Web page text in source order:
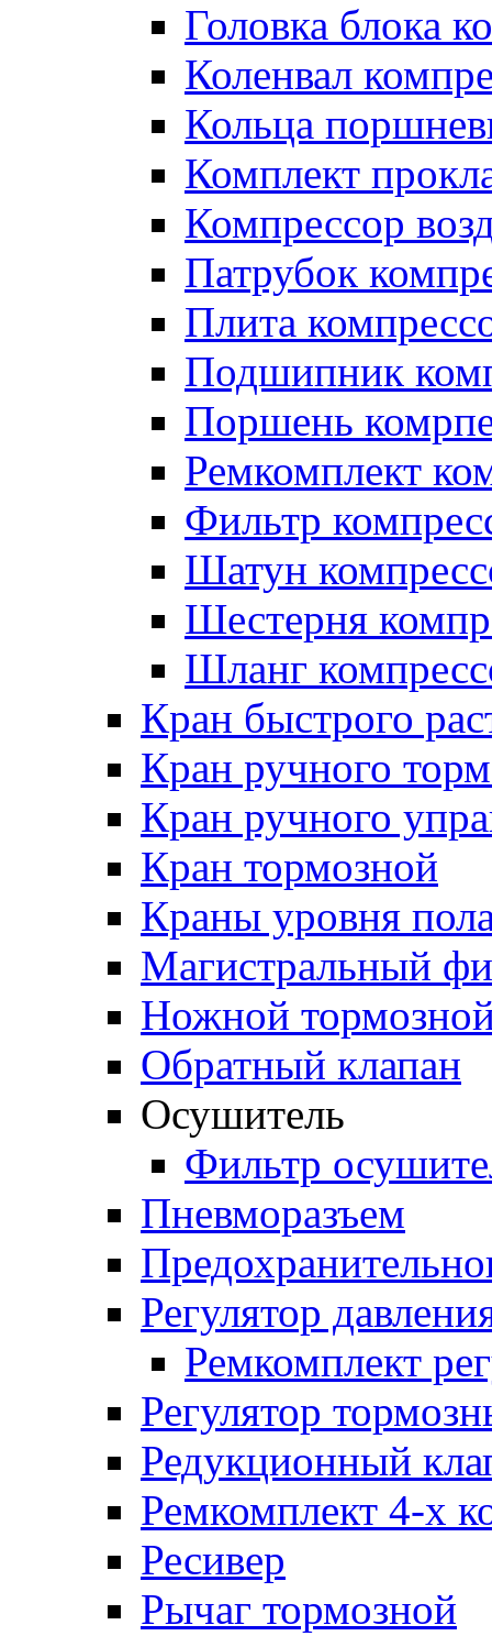
Головка блока
Коленвал
Кольца
Комплект
Компрессор
Патрубок
Плита
Подшипник
Поршень
Ремкомплект
Фильтр
Шатун
Шестерня
Шланг
Кран быстрого
Кран ручного
Кран ручного
Кран тормозной
Краны уровня
Магистральный
Ножной
Обратный клапан
Осушитель
Фильтр
Пневморазъем
Регулятор
Ремкомплект
Регулятор
Редукционный
Ремкомплект 4-х
Ресивер
Рычаг тормозной